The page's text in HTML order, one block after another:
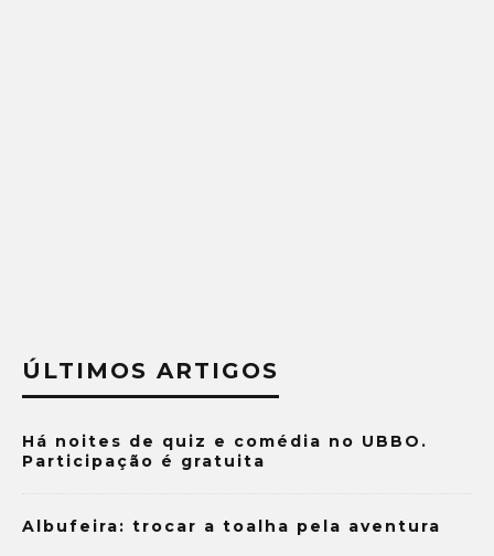
ÚLTIMOS ARTIGOS
Há noites de quiz e comédia no UBBO.
Participação é gratuita
Albufeira: trocar a toalha pela aventura